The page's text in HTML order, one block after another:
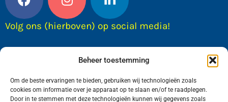
Beheer toestemming
Om de beste ervaringen te bieden, gebruiken wij technologieën zoals
cookies om informatie over je apparaat op te slaan en/of te raadplegen.
Door in te stemmen met deze technologieën kunnen wij gegevens zoals
Volg ons (hierboven) op social media!